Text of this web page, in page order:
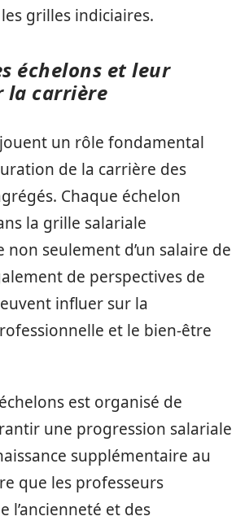
grilles indiciaires.
échelons et leur
la carrière
un rôle fondamental
de la carrière des
Chaque échelon
la grille salariale
non seulement d’un salaire de
de perspectives de
influer sur la
et le bien-être
est organisé de
une progression salariale
supplémentaire au
que les professeurs
l’ancienneté et des